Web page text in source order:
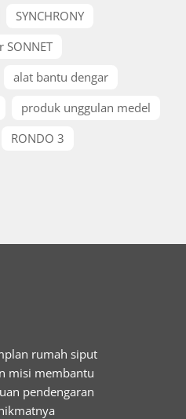
SYNCHRONY
SONNET
alat bantu dengar
produk unggulan medel
RONDO 3
rumah siput
misi membantu
pendengaran